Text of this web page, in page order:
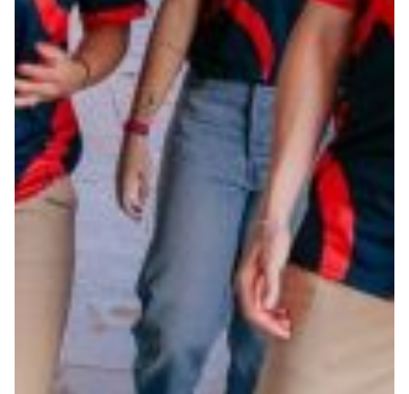
Summer Sale
Mare
Accessori
Party
Outlet
Isolani x Genoa
Gift Card Online Store